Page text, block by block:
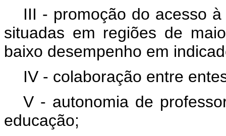
III - promoção do acesso
situadas em regiões de
baixo desempenho em
IV - colaboração entre
V - autonomia de
educação;